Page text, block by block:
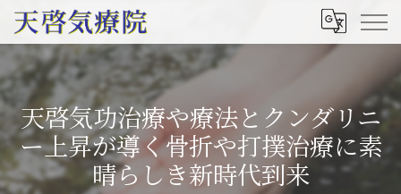
天啓気功治療や療法とクンダリニ
ー上昇が導く骨折や打撲治療に素
晴らしき新時代到来